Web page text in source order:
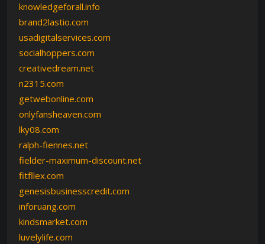
knowledgeforall.info
brand2lastio.com
usadigitalservices.com
socialhoppers.com
creativedream.net
n2315.com
getwebonline.com
onlyfansheaven.com
lky08.com
ralph-fiennes.net
fielder-maximum-discount.net
fitfllex.com
genesisbusinesscredit.com
inforuang.com
kindsmarket.com
luvelylife.com